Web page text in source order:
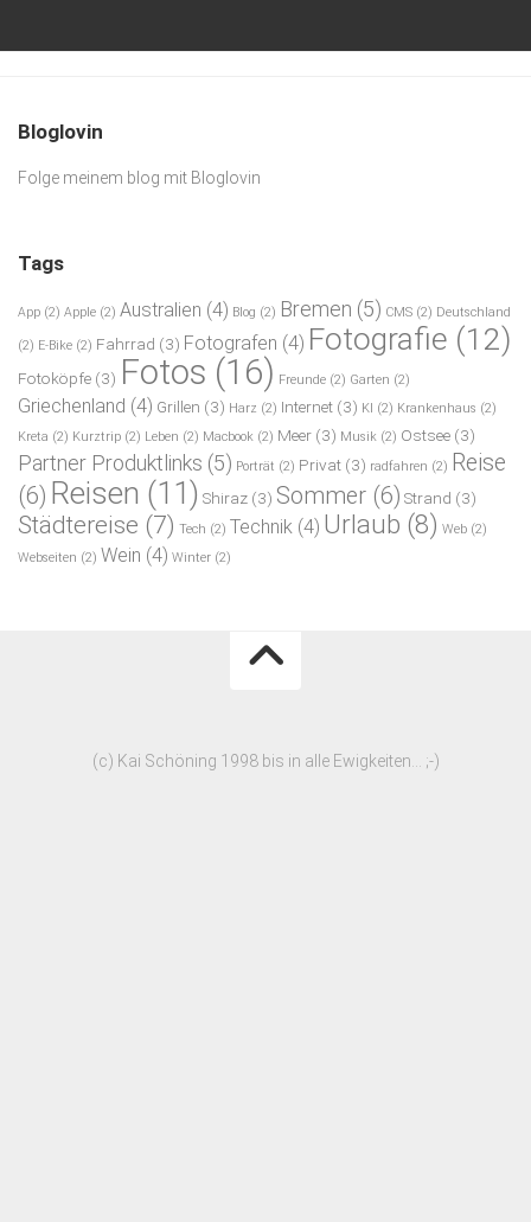
Bloglovin
Folge meinem blog mit Bloglovin
Tags
App (2) Apple (2) Australien (4) Blog (2) Bremen (5) CMS (2) Deutschland
(2) E-Bike (2) Fahrrad (3) Fotografen (4) Fotografie (12)
Fotoköpfe (3) Fotos (16) Freunde (2) Garten (2)
Griechenland (4) Grillen (3) Harz (2) Internet (3) KI (2) Krankenhaus (2)
Kreta (2) Kurztrip (2) Leben (2) Macbook (2) Meer (3) Musik (2) Ostsee (3)
Partner Produktlinks (5) Porträt (2) Privat (3) radfahren (2) Reise
(6) Reisen (11) Shiraz (3) Sommer (6) Strand (3)
Städtereise (7) Tech (2) Technik (4) Urlaub (8) Web (2)
Webseiten (2) Wein (4) Winter (2)
(c) Kai Schöning 1998 bis in alle Ewigkeiten... ;-)